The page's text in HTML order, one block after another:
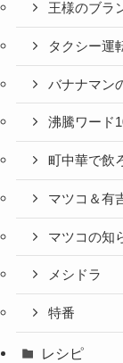
王様のブラ
タクシー運
バナナマン
沸騰ワード
町中華で飲
マツコ＆有
マツコの知
メシドラ
特番
レシピ